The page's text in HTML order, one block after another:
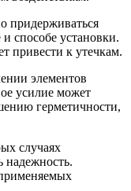
придерживаться
способе установки.
привести к утечкам.
элементов
усилие может
герметичности,
случаях
надежность.